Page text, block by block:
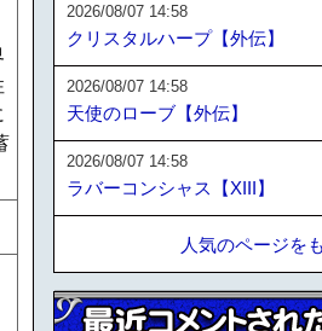
2026/08/07 14:58
クリスタルハープ【外伝】
2026/08/07 14:58
天使のローブ【外伝】
2026/08/07 14:58
ラバーコンシャス【XIII】
人気のページを